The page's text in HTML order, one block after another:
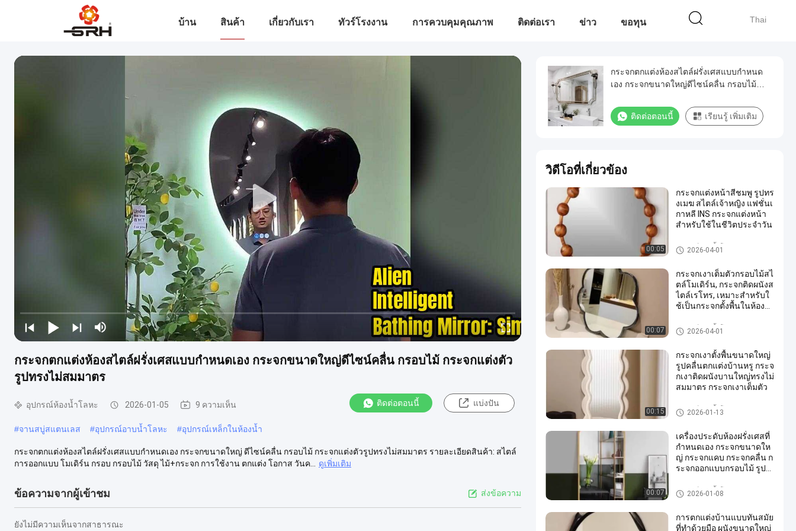
Thai
บ้าน สินค้า เกี่ยวกับเรา ทัวร์โรงงาน การควบคุมคุณภาพ ติดต่อเรา ข่าว ขอทุน
กระจกตกแต่งห้องสไตล์ฝรั่งเศสแบบกำหนดเอง กระจกขนาดใหญ่ดีไซน์คลื่น กรอบไม้ กระจกแต่งตัว
รูปทรงไม่สมมาตร
อุปกรณ์ห้องน้ำโลหะ 2026-01-05 9 ความเห็น ติดต่อตอนนี้ แบ่งปัน
#จานสบู่สแตนเลส #อุปกรณ์อาบน้ำโลหะ #อุปกรณ์เหล็กในห้องน้ำ
กระจกตกแต่งห้องสไตล์ฝรั่งเศสแบบกำหนดเอง กระจกขนาดใหญ่ ดีไซน์คลื่น กรอบไม้ กระจกแต่งตัวรูปทรงไม่สมมาตร รายละเอียดสินค้า: สไตล์
การออกแบบ โมเดิร์น กรอบ กรอบไม้ วัสดุ ไม้+กระจก การใช้งาน ตกแต่ง โอกาส วันค...
ดูเพิ่มเติม
ข้อความจากผู้เข้าชม ส่งข้อความ
ยังไม่มีความเห็นจากสาธารณะ
กระจกตกแต่งห้องสไตล์ฝรั่งเศสแบบกำหนด
เอง กระจกขนาดใหญ่ดีไซน์คลื่น กรอบไม้
ติดต่อตอนนี้ เรียนรู้ เพิ่มเติม
วิดีโอที่เกี่ยวข้อง
00:05
กระจกแต่งหน้าสีชมพู รูปทร
งเมฆ สไตล์เจ้าหญิง แฟชั่นเ
กาหลี INS กระจกแต่งหน้า
สำหรับใช้ในชีวิตประจำวัน
อุปกรณ์ห้องน้ำโลหะ
2026-04-01
00:07
กระจกเงาเต็มตัวกรอบไม้สไ
ตล์โมเดิร์น, กระจกติดผนังส
ไตล์เรโทร, เหมาะสำหรับใ
ช้เป็นกระจกตั้งพื้นในห้องนั่
อุปกรณ์ห้องน้ำโลหะ
2026-04-01
00:15
กระจกเงาตั้งพื้นขนาดใหญ่
รูปคลื่นตกแต่งบ้านหรู กระจ
กเงาติดผนังบานใหญ่ทรงไม่
สมมาตร กระจกเงาเต็มตัว
อุปกรณ์ห้องน้ำโลหะ
2026-01-13
00:07
เครื่องประดับห้องฝรั่งเศสที่
กําหนดเอง กระจกขนาดให
ญ่ กระจกแคบ กระจกคลื่น ก
ระจกออกแบบกรอบไม้ รูปท
ว
อุปกรณ์ห้องน้ำโลหะ
2026-01-08
การตกแต่งบ้านแบบทันสมัย
ที่ทําด้วยมือ ผนังขนาดใหญ่